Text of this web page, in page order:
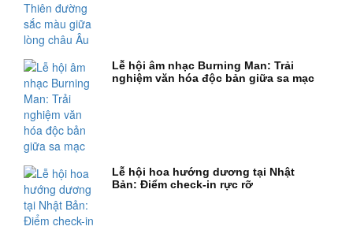
Lễ hội âm nhạc Burning Man: Trải
nghiệm văn hóa độc bản giữa sa mạc
Lễ hội hoa hướng dương tại Nhật
Bản: Điểm check-in rực rỡ